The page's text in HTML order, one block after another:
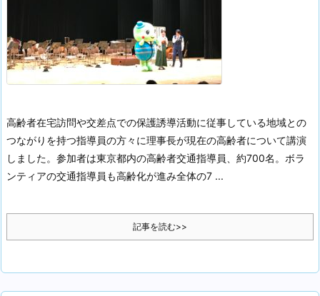
高齢者在宅訪問や交差点での保護誘導活動に従事している地域との
つながりを持つ指導員の方々に理事長が現在の高齢者について講演
しました。参加者は東京都内の高齢者交通指導員、約700名。 ボラ
ンティアの交通指導員も高齢化が進み全体の7 ...
記事を読む>>